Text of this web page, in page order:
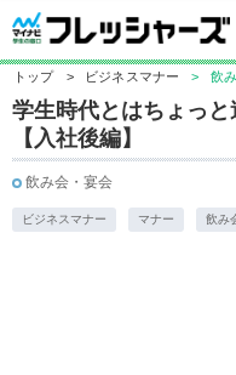
トップ > ビジネスマナー > 飲
学生時代とはちょっ
【入社後編】
飲み会・宴会
ビジネスマナー マナー 飲み